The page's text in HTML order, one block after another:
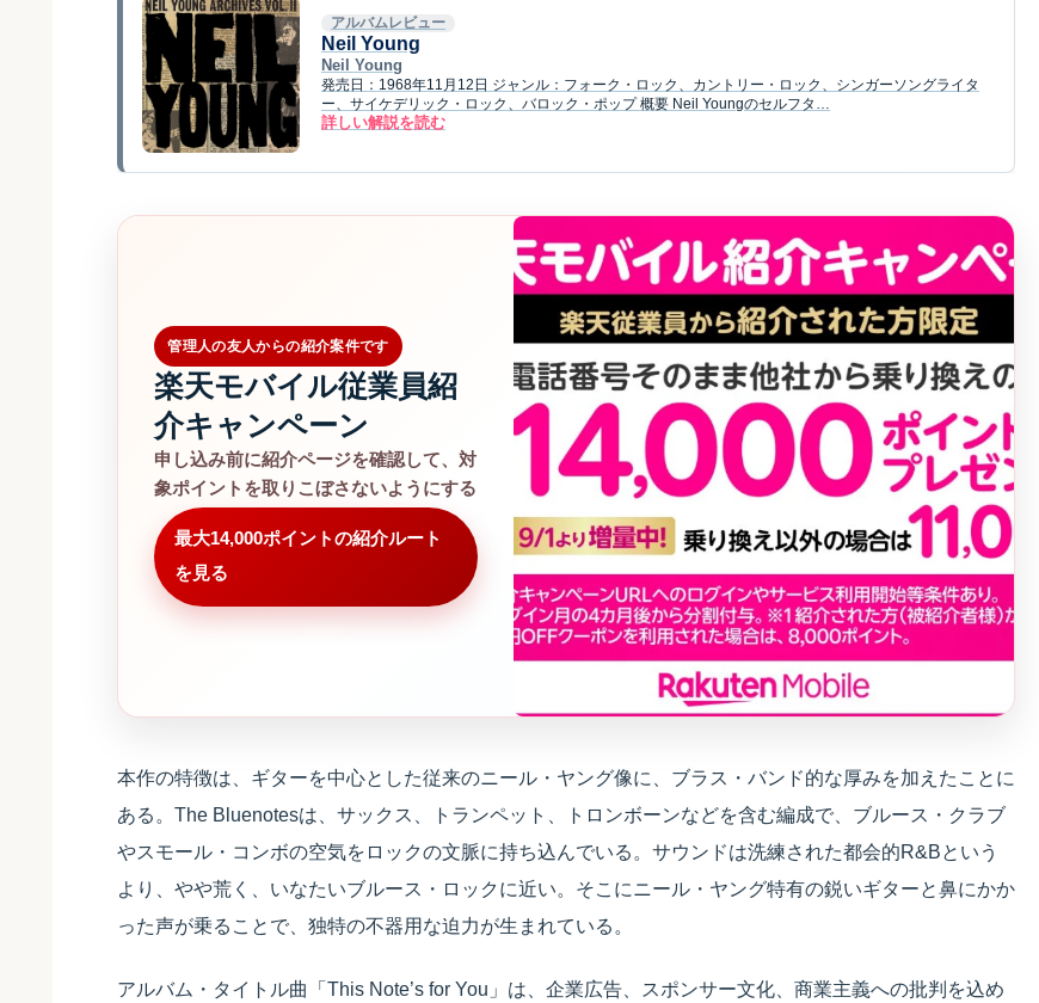
アルバムレビュー
Neil Young
Neil Young
発売日：1968年11月12日 ジャンル：フォーク・ロック、カントリー・ロック、シンガーソングライタ
ー、サイケデリック・ロック、バロック・ポップ 概要 Neil Youngのセルフタ…
詳しい解説を読む
管理人の友人からの紹介案件です
楽天モバイル従業員紹
介キャンペーン
申し込み前に紹介ページを確認して、対
象ポイントを取りこぼさないようにする
最大14,000ポイントの紹介ルート
を見る
本作の特徴は、ギターを中心とした従来のニール・ヤング像に、ブラス・バンド的な厚みを加えたことに
ある。The Bluenotesは、サックス、トランペット、トロンボーンなどを含む編成で、ブルース・クラブ
やスモール・コンボの空気をロックの文脈に持ち込んでいる。サウンドは洗練された都会的R&Bという
より、やや荒く、いなたいブルース・ロックに近い。そこにニール・ヤング特有の鋭いギターと鼻にかか
った声が乗ることで、独特の不器用な迫力が生まれている。
アルバム・タイトル曲「This Note’s for You」は、企業広告、スポンサー文化、商業主義への批判を込め